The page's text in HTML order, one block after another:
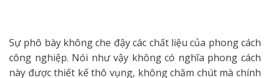
Sự phô bày không che đậy các chất liệu của phong cách
công nghiệp. Nói như vậy không có nghĩa phong cách
này được thiết kế thô vụng, không chăm chút mà chính